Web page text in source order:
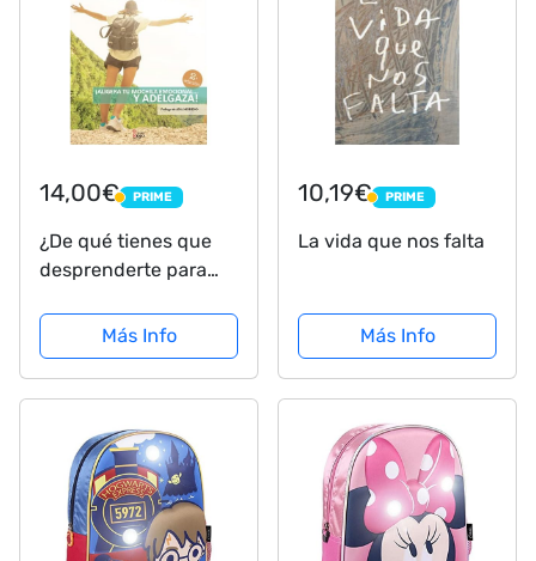
14,00€ PRIME
PRIME
¿De qué tienes que
desprenderte para
tu mochila
emocional… y
adelgaza!
Más Info
10,19€ PRIME
PRIME
La vida que nos falta
Más Info